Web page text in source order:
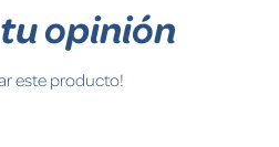
opinión
este producto!